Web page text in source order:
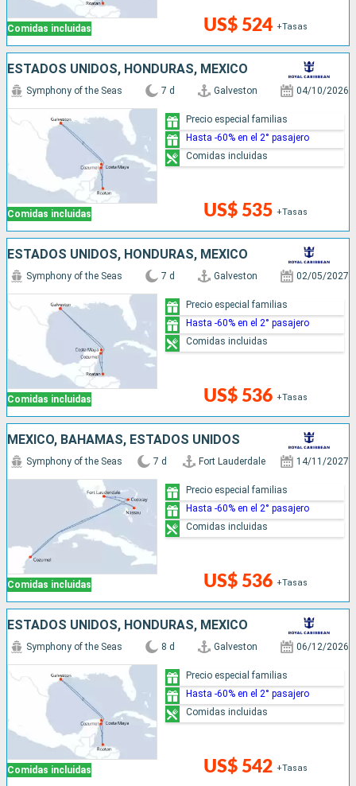
Comidas incluidas US$ 524 +Tasas
ESTADOS UNIDOS, HONDURAS, MÉXICO
Comidas incluidas
Symphony of the Seas 7 d Galveston 04/10/2026
US$ 535 +Tasas
Precio especial familias
Hasta -60% en el 2° pasajero
Comidas incluidas
ESTADOS UNIDOS, HONDURAS, MÉXICO
Comidas incluidas
Symphony of the Seas 7 d Galveston 02/05/2027
US$ 536 +Tasas
Precio especial familias
Hasta -60% en el 2° pasajero
Comidas incluidas
MÉXICO, BAHAMAS, ESTADOS UNIDOS
Comidas incluidas
Symphony of the Seas 7 d Fort Lauderdale 14/11/2027
US$ 536 +Tasas
Precio especial familias
Hasta -60% en el 2° pasajero
Comidas incluidas
ESTADOS UNIDOS, HONDURAS, MÉXICO
Comidas incluidas
Symphony of the Seas 8 d Galveston 06/12/2026
US$ 542 +Tasas
Precio especial familias
Hasta -60% en el 2° pasajero
Comidas incluidas